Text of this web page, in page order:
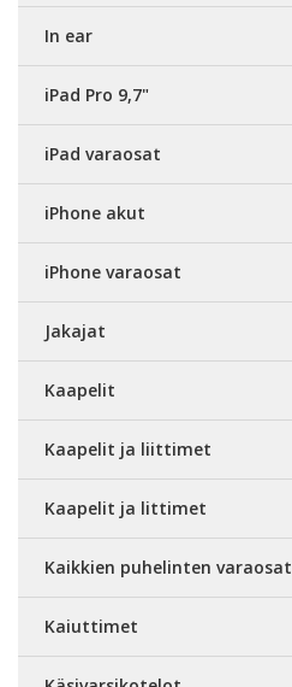
In ear
iPad Pro 9,7"
iPad varaosat
iPhone akut
iPhone varaosat
Jakajat
Kaapelit
Kaapelit ja liittimet
Kaapelit ja littimet
Kaikkien puhelinten varaosat
Kaiuttimet